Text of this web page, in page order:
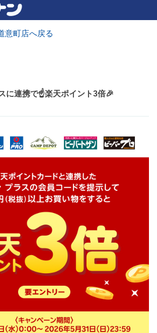
意町店へ戻る
に連携で☝️楽天ポイント3倍🎉